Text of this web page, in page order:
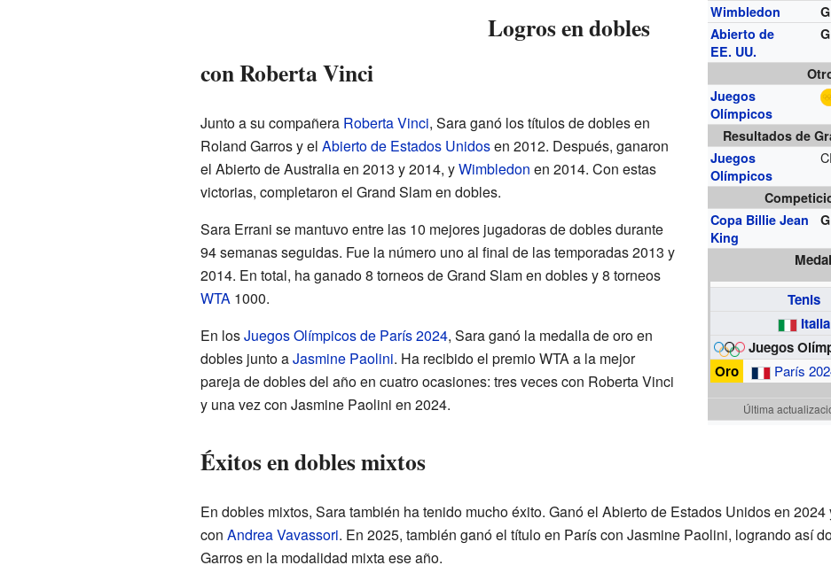
Wimbledon G
Abierto de
EE. UU.
G
Juegos
Olímpicos
Resultados de
Juegos
Olímpicos
Copa Billie Jean
King
G
Tenis
Italia
Juegos
Oro
París
Última
Logros en dobles
con Roberta Vinci
Junto a su compañera Roberta Vinci, Sara ganó los títulos de dobles en
Roland Garros y el Abierto de Estados Unidosen 2012. Después, ganaron
el Abierto de Australia en 2013 y 2014, yWimbledon en 2014. Con estas
victorias, completaron el Grand Slam en dobles.
Sara Errani se mantuvo entre las 10 mejores jugadoras de dobles durante
94 semanas seguidas. Fue la número uno al final de las temporadas 2013 y
2014. En total, ha ganado 8 torneos de Grand Slam en dobles y 8 torneos
WTA1000.
En losJuegos Olímpicos de París 2024, Sara ganó la medalla de oro en
dobles junto aJasmine Paolini. Ha recibido el premio WTA a la mejor
pareja de dobles del año en cuatro ocasiones: tres veces con Roberta Vinci
y una vez con Jasmine Paolini en 2024.
Éxitos en dobles mixtos
En dobles mixtos, Sara también ha tenido mucho éxito. Ganó el Abierto de Estados Unidos en
con Andrea Vavassori. En 2025, también ganó el título en París con Jasmine Paolini, logrando así
Garros en la modalidad mixta ese año.